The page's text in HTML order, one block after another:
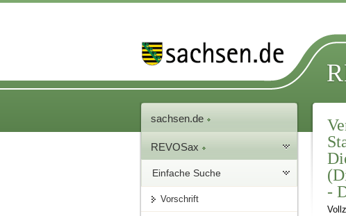
sachsen.de
REVOSax
Einfache Suche
Vorschrift
-